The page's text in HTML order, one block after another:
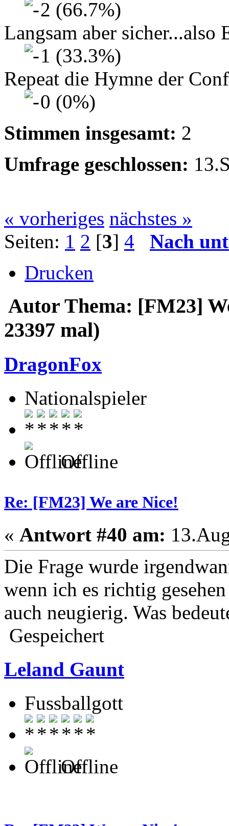
2 (66.7%)
Langsam aber sicher...also
1 (33.3%)
Repeat die Hymne der
0 (0%)
Stimmen insgesamt: 2
Umfrage geschlossen:
« vorheriges nächstes »
Seiten: 1 2 [3] 4
Nach
Drucken
Autor Thema: [FM23]
23397 mal)
DragonFox
Nationalspieler
Offline
Re: [FM23] We are Nice!
« Antwort #40 am:
Die Frage wurde
wenn ich es richtig
auch neugierig. Was
Gespeichert
Leland Gaunt
Fussballgott
Offline